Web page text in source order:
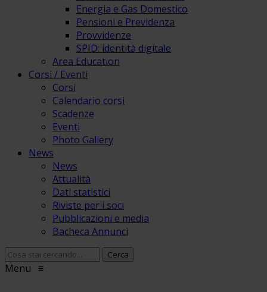
Energia e Gas Domestico
Pensioni e Previdenza
Provvidenze
SPID: identità digitale
Area Education
Corsi / Eventi
Corsi
Calendario corsi
Scadenze
Eventi
Photo Gallery
News
News
Attualità
Dati statistici
Riviste per i soci
Pubblicazioni e media
Bacheca Annunci
Menu ≡